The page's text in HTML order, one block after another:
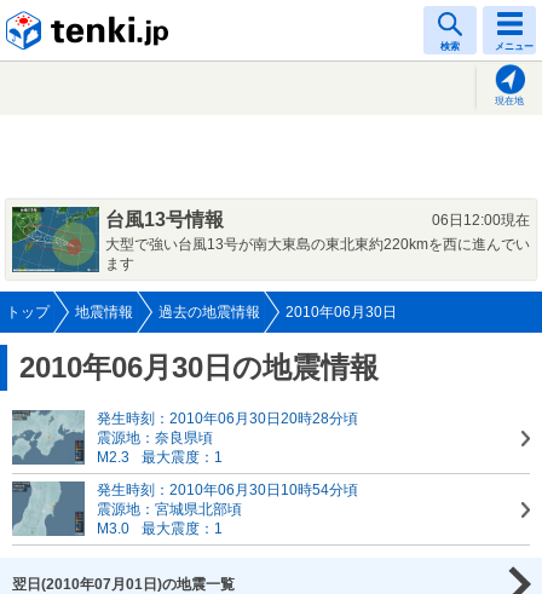
検索 メニュー
現在地
台風13号情報
06日12:00現在
大型で強い台風13号が南大東島の東北東約220kmを西に進んでい
ます
トップ 地震情報 過去の地震情報 2010年06月30日
2010年06月30日の地震情報
発生時刻：2010年06月30日20時28分頃
震源地：奈良県頃
M2.3
最大震度：1
発生時刻：2010年06月30日10時54分頃
震源地：宮城県北部頃
M3.0
最大震度：1
翌日(2010年07月01日)の地震一覧